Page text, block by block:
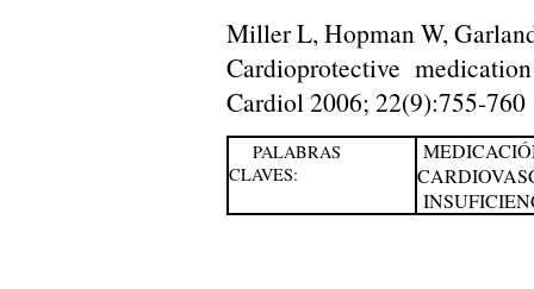
Miller L, Hopman W,
Cardioprotective
Cardiol 2006; 22(9):755-760
PALABRAS
CLAVES: